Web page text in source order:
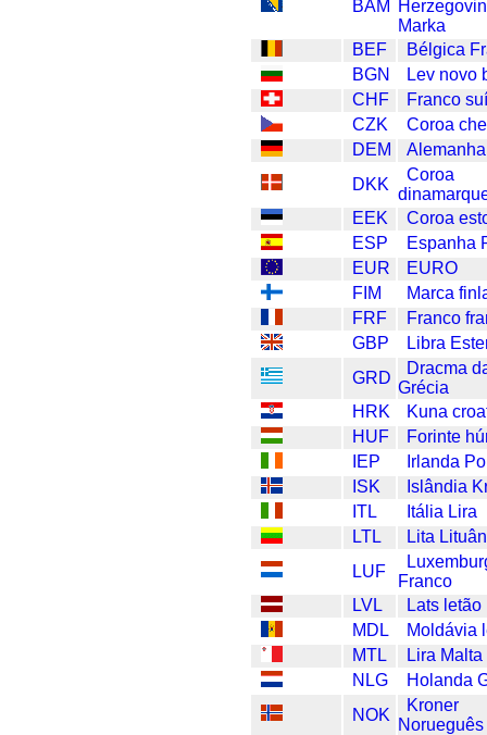
BAM
Marka
BEF
Bélgica
BGN
Lev novo
CHF
Franco
CZK
Coroa
DEM
DKK
Coroa
EEK
Coroa
ESP
Espanha
EUR
EURO
FIM
Marca
FRF
Franco
GBP
Libra
GRD
Dracma
Grécia
HRK
Kuna
HUF
Forinte
IEP
Irlanda
ISK
Islândia
ITL
Itália Lira
LTL
Lita
LUF
Franco
LVL
Lats letão
MDL
Moldávia
MTL
Lira Malta
NLG
Holanda
NOK
Kroner
Norueguês